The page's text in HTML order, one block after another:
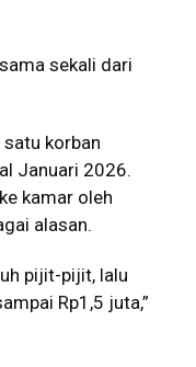
sekali dari
korban
Januari 2026.
kamar oleh
alasan.
pijit-pijit, lalu
Rp1,5 juta,”